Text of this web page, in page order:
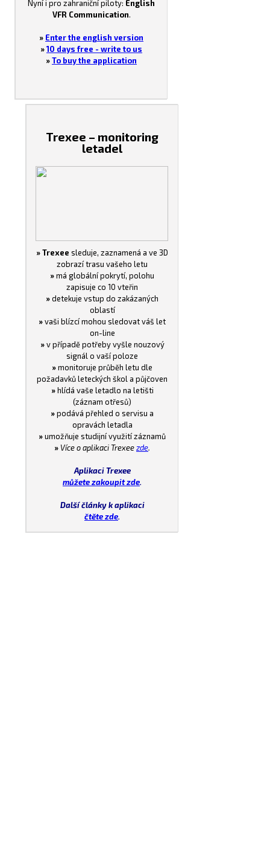
Nyní i pro zahraniční piloty: English
VFR Communication.
» Enter the english version
»10 days free - write to us
»To buy the application
Trexee – monitoring
letadel
» Trexee sleduje, zaznamená a ve 3D
zobrazí trasu vašeho letu
»má globální pokrytí, polohu
zapisuje co 10 vteřin
»detekuje vstup do zakázaných
oblastí
»vaši blízcí mohou sledovat váš let
on-line
»v případě potřeby vyšle nouzový
signál o vaší poloze
»monitoruje průběh letu dle
požadavků leteckých škol a půjčoven
»hlídá vaše letadlo na letišti
(záznam otřesů)
»podává přehled o servisu a
opravách letadla
»umožňuje studijní využití záznamů
» Více o aplikaci Trexeezde.
Aplikaci Trexee
můžete zakoupit zde.
Další články k aplikaci
čtěte zde.